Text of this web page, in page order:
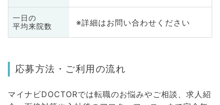
一日の
平均来院数
※詳細はお問い合わせください
応募方法・ご利用の流れ
マイナビDOCTORでは転職のお悩みやご相談、求人紹